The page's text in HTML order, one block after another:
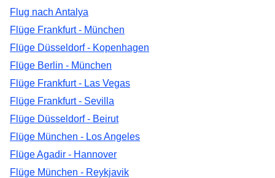
Flug nach Antalya
Flüge Frankfurt - München
Flüge Düsseldorf - Kopenhagen
Flüge Berlin - München
Flüge Frankfurt - Las Vegas
Flüge Frankfurt - Sevilla
Flüge Düsseldorf - Beirut
Flüge München - Los Angeles
Flüge Agadir - Hannover
Flüge München - Reykjavik